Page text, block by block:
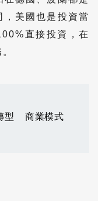
美國也是投資當
直接投資，在
型
商業模式